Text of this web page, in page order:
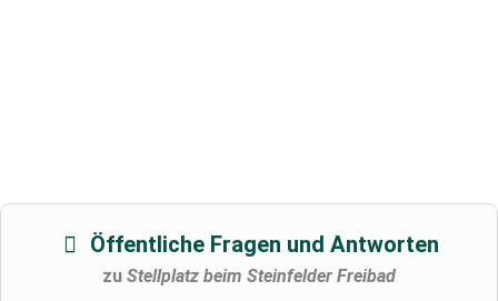
Öffentliche Fragen und Antworten
zu Stellplatz beim Steinfelder Freibad